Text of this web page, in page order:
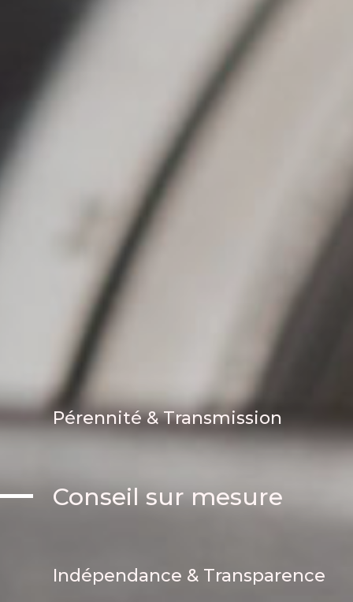
Conseil sur mesure
Indépendance & Transparence
Pérennité & Transmission
Conseil sur mesure
Indépendance & Transparence
Pérennité & Transmission
Conseil sur mesure
Indépendance & Transparence